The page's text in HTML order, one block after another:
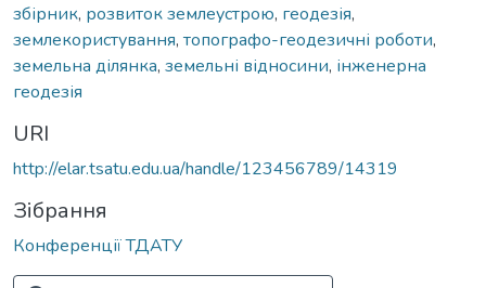
збірник, розвиток землеустрою, геодезія,
землекористування, топографо-геодезичні роботи,
земельна ділянка, земельні відносини, інженерна
геодезія
URI
http://elar.tsatu.edu.ua/handle/123456789/14319
Зібрання
Конференції ТДАТУ